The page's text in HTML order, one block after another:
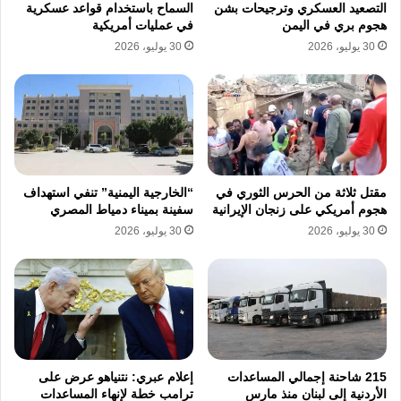
استهدفت أراضيه نحو204 هجمات
، استهدفت
مواقع حيوية داخل المملكة، وتم اعتراض معظمها.
سلطنة عمان الأقل استهدافًا
وسجلت سلطنة عمان أقل عدد من الهجمات، حيث
تعرضت لـ16 طائرة مسيّرة
، بعضها أصاب منشآت
حيوية مثل خزانات الوقود في ميناء صلالة، بينما تم
إسقاط أخرى في مناطق متفرقة.
خسائر بشرية وأضرار مدنية
وتؤكد طهران أنها لا تستهدف دولًا بعينها، بل
“قواعد ومصالح أمريكية”، إلا أن بعض هذه
الهجمات أسفر عن سقوط قتلى وجرحى، فضلًا عن
التصعيد العسكري وترجيحات بشن
هجوم بري في اليمن
30 يوليو، 2026
السماح باستخدام قواعد عسكرية
في عمليات أمريكية
30 يوليو، 2026
مقتل ثلاثة من الحرس الثوري في
هجوم أمريكي على زنجان الإيرانية
30 يوليو، 2026
“الخارجية اليمنية” تنفي استهداف
سفينة بميناء دمياط المصري
30 يوليو، 2026
215 شاحنة إجمالي المساعدات
الأردنية إلى لبنان منذ مارس
إعلام عبري: نتنياهو عرض على
ترامب خطة لإنهاء المساعدات